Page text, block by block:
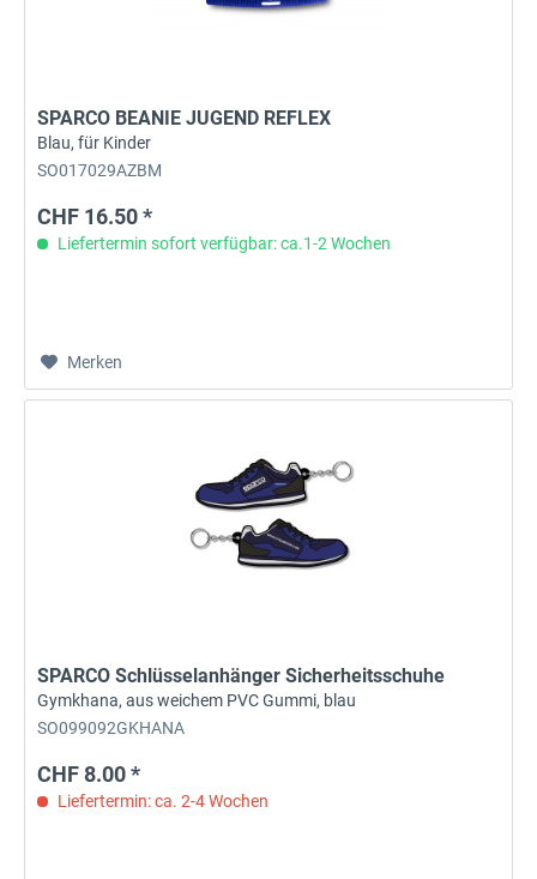
SPARCO BEANIE JUGEND REFLEX
Blau, für Kinder
SO017029AZBM
CHF 16.50 *
Liefertermin sofort verfügbar: ca.1-2 Wochen
Merken
SPARCO Schlüsselanhänger Sicherheitsschuhe
Gymkhana, aus weichem PVC Gummi, blau
SO099092GKHANA
CHF 8.00 *
Liefertermin: ca. 2-4 Wochen